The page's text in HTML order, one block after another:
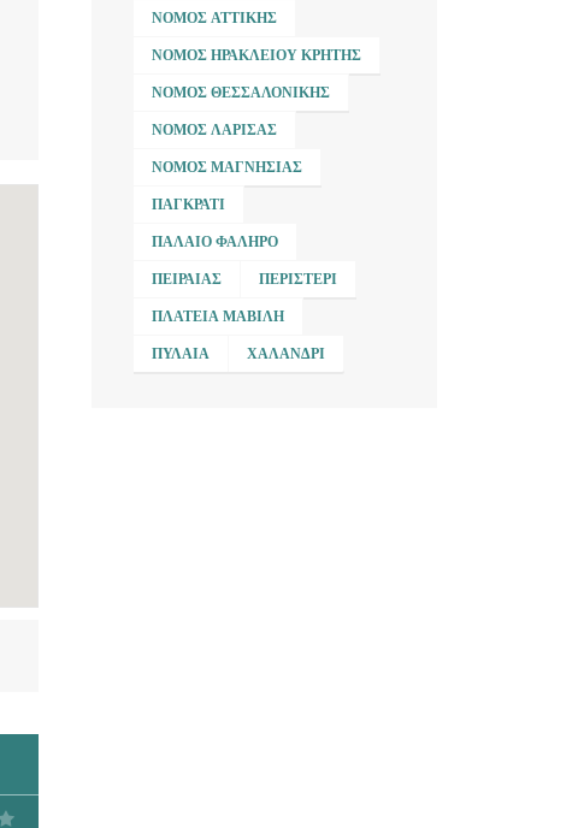
ΝΟΜΌΣ ΑΤΤΙΚΉΣ
ΝΟΜΌΣ ΗΡΑΚΛΕΊΟΥ ΚΡΉΤΗΣ
ΝΟΜΌΣ ΘΕΣΣΑΛΟΝΊΚΗΣ
ΝΟΜΌΣ ΛΆΡΙΣΑΣ
ΝΟΜΌΣ ΜΑΓΝΗΣΊΑΣ
ΠΑΓΚΡΆΤΙ
ΠΑΛΑΙΌ ΦΆΛΗΡΟ
ΠΕΙΡΑΙΆΣ ΠΕΡΙΣΤΈΡΙ
ΠΛΑΤΕΊΑ ΜΑΒΊΛΗ
ΠΥΛΑΊΑ ΧΑΛΆΝΔΡΙ